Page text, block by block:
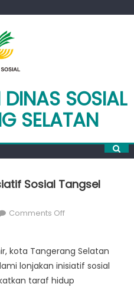
DINAS SOSIAL
SELATAN
Sosial Tangsel
Comments Offon
Inisiatif
Sosial
Tangsel
kota Tangerang Selatan
lonjakan inisiatif sosial
taraf hidup